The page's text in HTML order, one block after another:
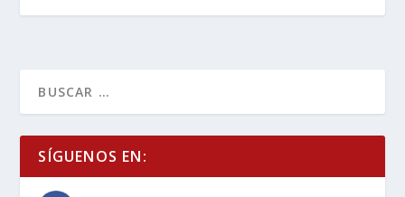
SÍGUENOS EN: